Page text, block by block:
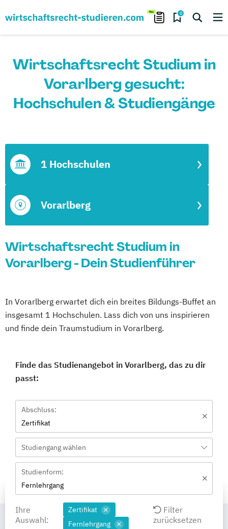
0
Wirtschaftsrecht Studium in
Vorarlberg gesucht:
Hochschulen & Studiengänge
Vorarlberg
1 Hochschulen
Wirtschaftsrecht Studium in
Vorarlberg - Dein Studienführer
In Vorarlberg erwartet dich ein breites Bildungs-Buffet an
insgesamt 1 Hochschulen. Lass dich von uns inspirieren
und finde dein Traumstudium in Vorarlberg.
Finde das Studienangebot in Vorarlberg, das zu dir
passt:
Abschluss:
Zertifikat
Studiengang wählen
Studienform:
Fernlehrgang
Ihre
Auswahl:
Zertifikat
Fernlehrgang
Filter
zurücksetzen